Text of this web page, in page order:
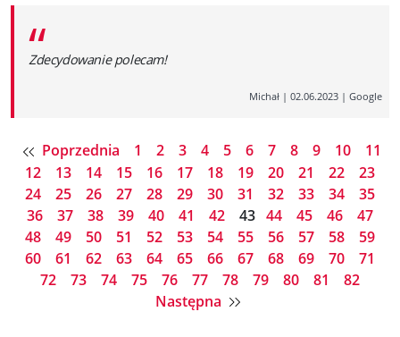
“
Zdecydowanie polecam!
Michał | 02.06.2023 | Google
Poprzednia 1 2 3 4 5 6 7 8 9 10
11
12
13 14 15 16 17 18 19 20 21 22
23
24
25 26 27 28 29 30 31 32 33 34
35
36
37 38 39 40 41 42 43 44 45 46
47
48
49 50 51 52 53 54 55 56 57 58
59
60
61 62 63 64 65 66 67 68 69 70
71
72
73 74 75 76 77 78 79 80 81
82
Następna